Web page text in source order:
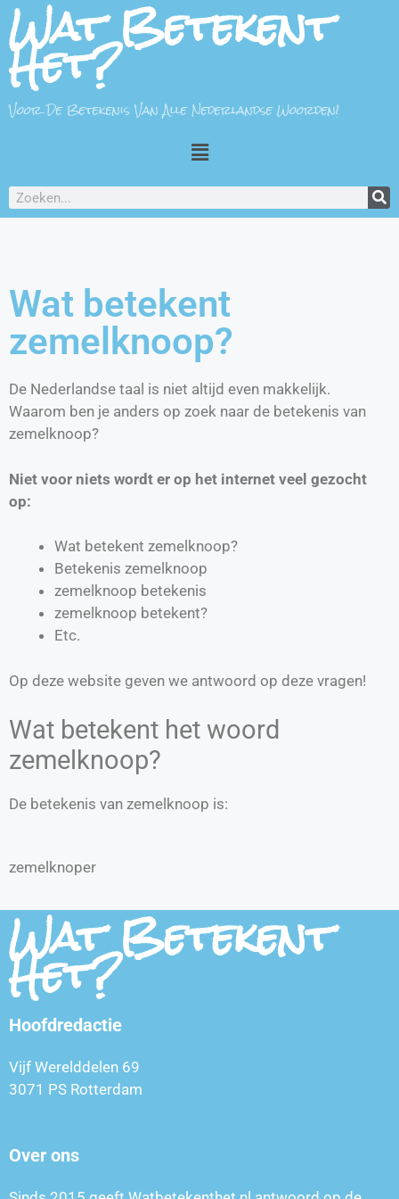
Wat Betekent
Het?
Voor De Betekenis Van Alle Nederlandse Woorden!
Wat betekent
zemelknoop?
De Nederlandse taal is niet altijd even makkelijk.
Waarom ben je anders op zoek naar de betekenis van
zemelknoop?
Niet voor niets wordt er op het internet veel gezocht
op:
Wat betekent zemelknoop?
Betekenis zemelknoop
zemelknoop betekenis
zemelknoop betekent?
Etc.
Op deze website geven we antwoord op deze vragen!
Wat betekent het woord
zemelknoop?
De betekenis van zemelknoop is:
zemelknoper
Wat Betekent
Het?
Hoofdredactie
Vijf Werelddelen 69
3071 PS Rotterdam
Over ons